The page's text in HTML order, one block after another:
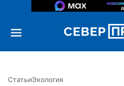
СтатьиЭкология